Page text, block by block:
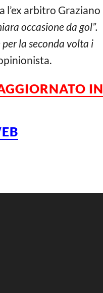
l’ex arbitro Graziano
occasione da gol”.
la seconda volta i
IN